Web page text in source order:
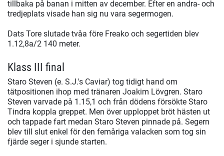
tillbaka på banan i mitten av december. Efter en andra- och
tredjeplats visade han sig nu vara segermogen.
Dats Tore slutade tvåa före Freako och segertiden blev
1.12,8a/2 140 meter.
Klass III final
Staro Steven (e. S.J.'s Caviar) tog tidigt hand om
tätpositionen ihop med tränaren Joakim Lövgren. Staro
Steven varvade på 1.15,1 och från dödens försökte Staro
Tindra koppla greppet. Men över upploppet bröt hästen ut
och tappade fart medan Staro Steven pinnade på. Segern
blev till slut enkel för den femåriga valacken som tog sin
fjärde seger i sjunde starten.